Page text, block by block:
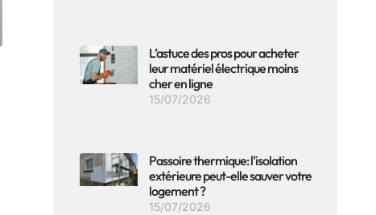
L’astuce des pros pour acheter
leur matériel électrique moins
cher en ligne
15/07/2026
Passoire thermique: l’isolation
extérieure peut-elle sauver votre
logement ?
15/07/2026